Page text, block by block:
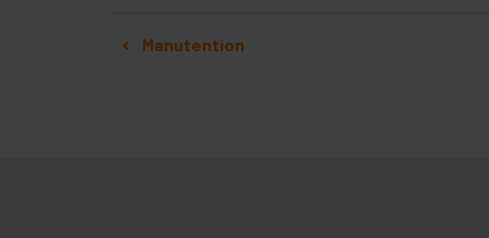
Navigation
Manutention